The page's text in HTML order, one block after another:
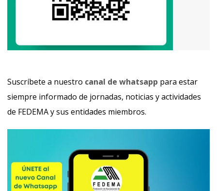
Suscríbete a nuestro canal de whatsapp para estar
siempre informado de jornadas, noticias y actividades
de FEDEMA y sus entidades miembros.